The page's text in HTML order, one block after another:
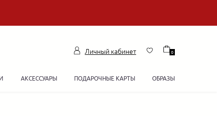
Личный кабинет 0
АКСЕССУАРЫ ПОДАРОЧНЫЕ КАРТЫ ОБРАЗЫ